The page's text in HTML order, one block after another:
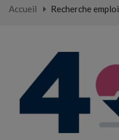
Accueil Recherche emploi